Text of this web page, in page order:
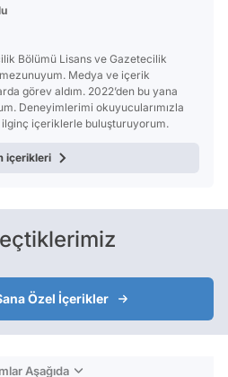
Bölümü Lisans ve Gazetecilik
Medya ve içerik
görev aldım. 2022’den bu yana
Deneyimlerimi okuyucularımızla
içeriklerle buluşturuyorum.
içerikleri
Özel İçerikler
Aşağıda